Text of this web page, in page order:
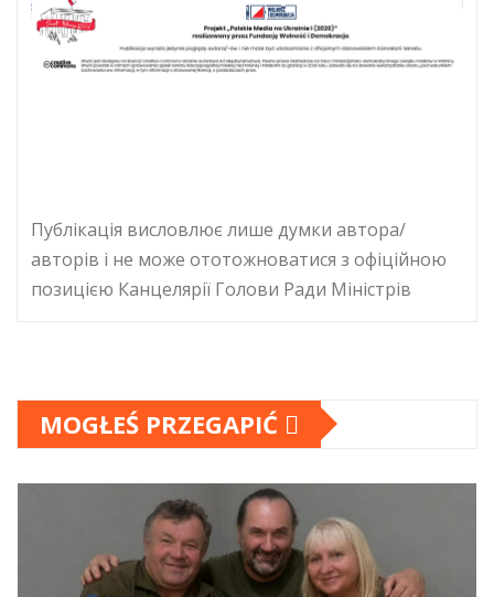
Публікація висловлює лише думки автора/
авторів і не може ототожноватися з офіційною
позицією Канцелярії Голови Ради Міністрів
MOGŁEŚ PRZEGAPIĆ